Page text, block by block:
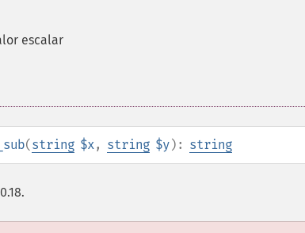
escalar
(string $x, string $y): string